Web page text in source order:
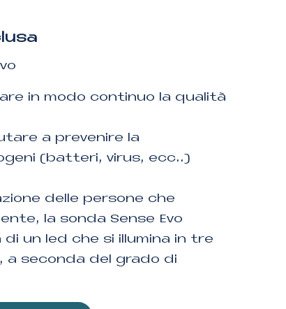
in modo continuo la qualità
a prevenire la
(batteri, virus, ecc..)
delle persone che
la sonda Sense Evo
un led che si illumina in tre
a seconda del grado di